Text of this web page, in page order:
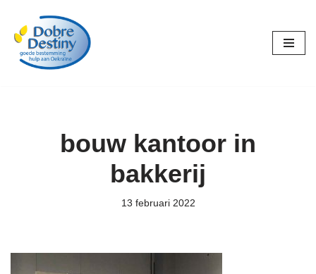
Ga
naar
bouw kantoor in
bakkerij
13 februari 2022